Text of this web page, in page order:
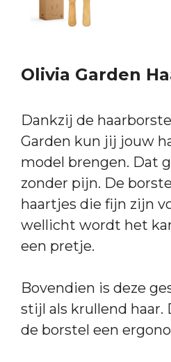
Olivia Garden
Dankzij de
Garden kun jij jouw
model brengen. Dat
zonder pijn. De
haartjes die fijn zijn
wellicht wordt het
een pretje.
Bovendien is deze
stijl als krullend haar.
de borstel een